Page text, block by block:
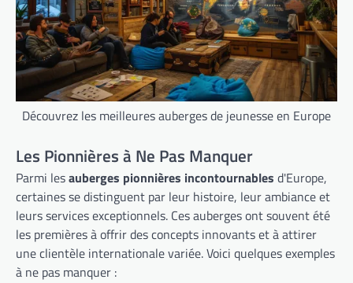
Découvrez les meilleures auberges de jeunesse en Europe
Les Pionnières à Ne Pas Manquer
Parmi lesauberges pionnières incontournables d'Europe,
certaines se distinguent par leur histoire, leur ambiance et
leurs services exceptionnels. Ces auberges ont souvent été
les premières à offrir des concepts innovants et à attirer
une clientèle internationale variée. Voici quelques exemples
à ne pas manquer :